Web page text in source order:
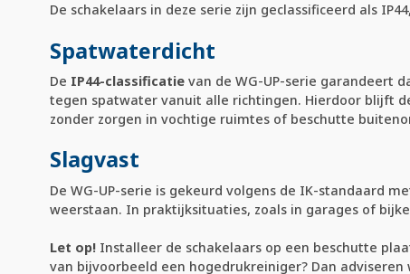
De schakelaars in deze serie zijn geclassificeerd als
Spatwaterdicht
De IP44-classificatie van de WG-UP-serie garandeert
tegen spatwater vanuit alle richtingen. Hierdoor blijft
zonder zorgen in vochtige ruimtes of beschutte
Slagvast
De WG-UP-serie is gekeurd volgens de IK-standaard
weerstaan. In praktijksituaties, zoals in garages of
Let op! Installeer de schakelaars op een beschutte
van bijvoorbeeld een hogedrukreiniger? Dan